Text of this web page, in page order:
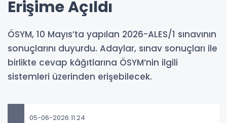
Erişime Açıldı
ÖSYM, 10 Mayıs’ta yapılan 2026-ALES/1 sınavının
sonuçlarını duyurdu. Adaylar, sınav sonuçları ile
birlikte cevap kâğıtlarına ÖSYM’nin ilgili
sistemleri üzerinden erişebilecek.
05-06-2026 11:24